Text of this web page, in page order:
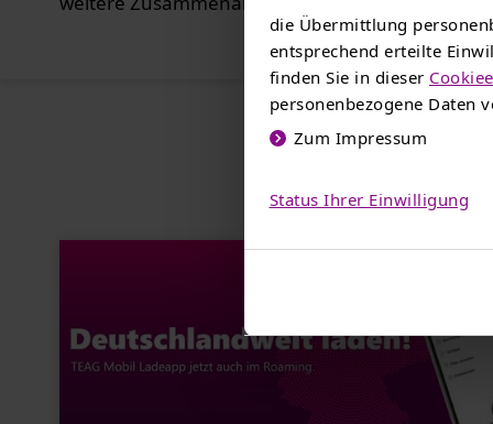
die Übermittlung
entsprechend erteilte
finden Sie in dieser
personenbezogene Daten
Zum Impressum
Status Ihrer Einwilligung